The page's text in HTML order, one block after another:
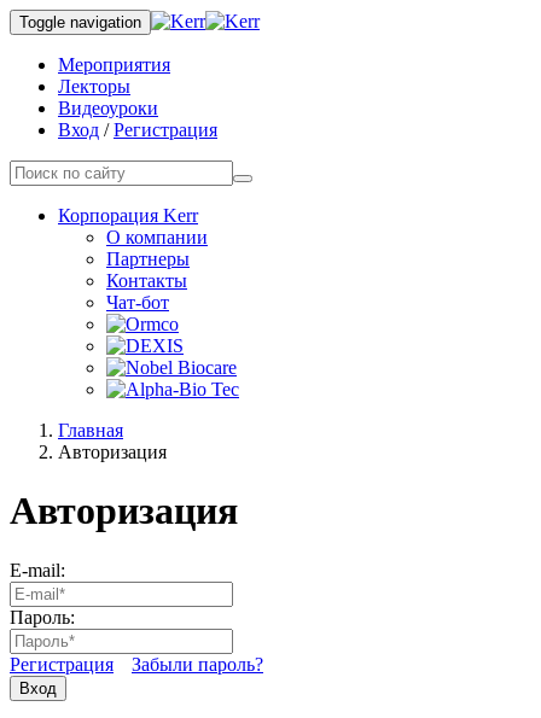
Toggle navigation
Мероприятия
Лекторы
Видеоуроки
Вход /Регистрация
Корпорация Kerr
О компании
Партнеры
Контакты
Чат-бот
Главная
Авторизация
Авторизация
E-mail:
Пароль:
Регистрация Забыли пароль?
Вход